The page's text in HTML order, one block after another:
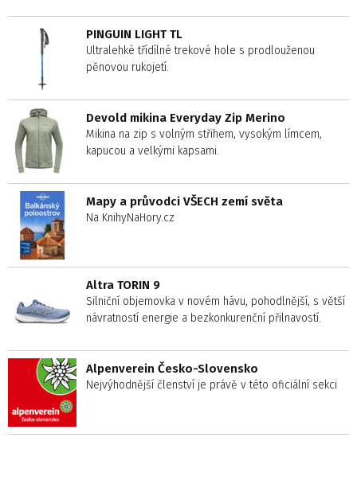
PINGUIN LIGHT TL
Ultralehké třídílné trekové hole s prodlouženou
pěnovou rukojetí.
Devold mikina Everyday Zip Merino
Mikina na zip s volným střihem, vysokým límcem,
kapucou a velkými kapsami.
Mapy a průvodci VŠECH zemí světa
Na KnihyNaHory.cz
Altra TORIN 9
Silniční objemovka v novém hávu, pohodlnější, s větší
návratností energie a bezkonkurenční přilnavostí.
Alpenverein Česko-Slovensko
Nejvýhodnější členství je právě v této oficiální sekci